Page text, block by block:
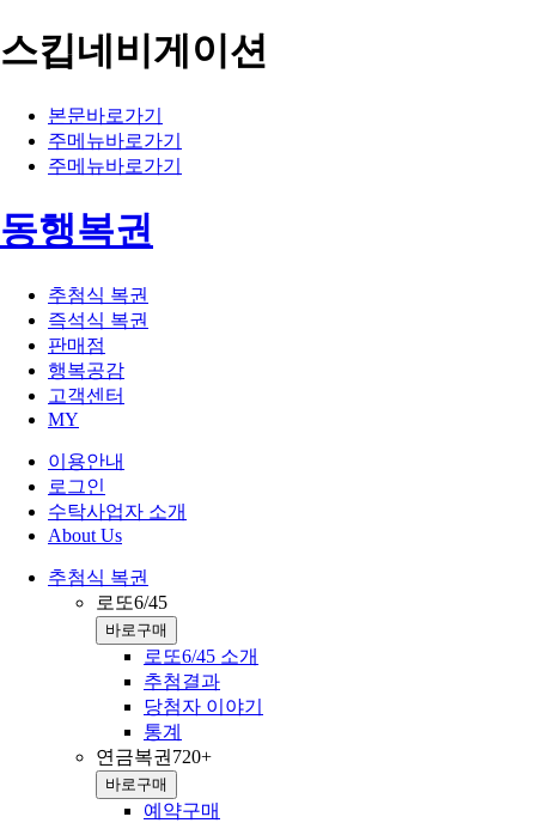
스킵네비게이션
본문바로가기
주메뉴바로가기
주메뉴바로가기
동행복권
추첨식 복권
즉석식 복권
판매점
행복공감
고객센터
MY
이용안내
로그인
수탁사업자 소개
About Us
추첨식 복권
로또6/45
바로구매
로또6/45 소개
추첨결과
당첨자 이야기
통계
연금복권720+
바로구매
예약구매